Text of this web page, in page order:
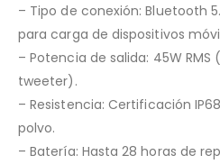
– Tipo de conexión: Bluetooth
para carga de dispositivos
– Potencia de salida: 45W RMS
tweeter).
– Resistencia: Certificación
polvo.
– Batería: Hasta 28 horas de